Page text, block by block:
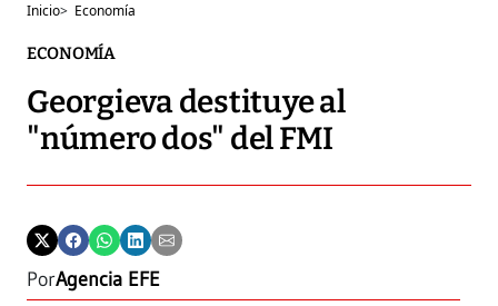
Inicio> Economía
ECONOMÍA
Georgieva destituye al
"número dos" del FMI
PorAgencia EFE